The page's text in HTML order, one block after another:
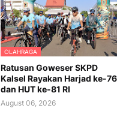
OLAHRAGA
Ratusan Goweser SKPD
Kalsel Rayakan Harjad ke-76
dan HUT ke-81 RI
August 06, 2026